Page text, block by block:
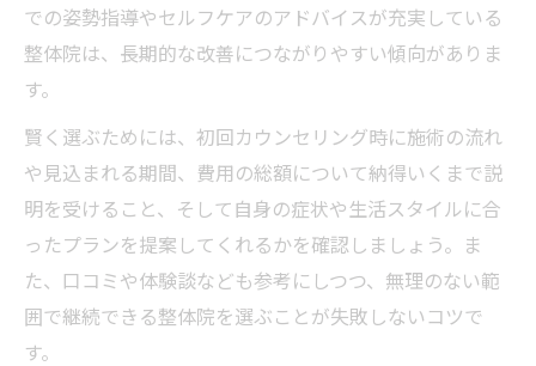
での姿勢指導やセルフケアのアドバイスが充実している
整体院は、長期的な改善につながりやすい傾向がありま
す。
賢く選ぶためには、初回カウンセリング時に施術の流れ
や見込まれる期間、費用の総額について納得いくまで説
明を受けること、そして自身の症状や生活スタイルに合
ったプランを提案してくれるかを確認しましょう。ま
た、口コミや体験談なども参考にしつつ、無理のない範
囲で継続できる整体院を選ぶことが失敗しないコツで
す。